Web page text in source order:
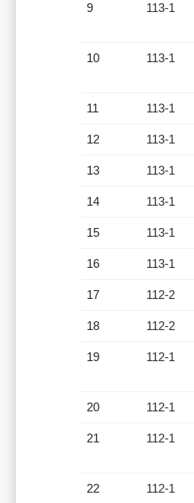
9 113-1
10 113-1
11 113-1
12 113-1
13 113-1
14 113-1
15 113-1
16 113-1
17 112-2
18 112-2
19 112-1
20 112-1
21 112-1
22 112-1